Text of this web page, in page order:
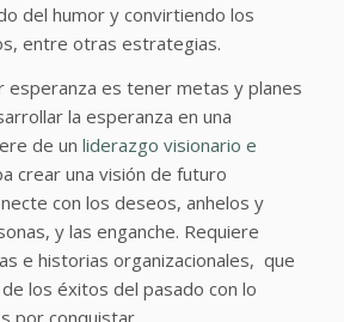
del humor y convirtiendo los
entre otras estrategias.
esperanza es tener metas y planes
la esperanza en una
de un liderazgo visionario e
crear una visión de futuro
con los deseos, anhelos y
y las enganche. Requiere
e historias organizacionales, que
los éxitos del pasado con lo
por conquistar.